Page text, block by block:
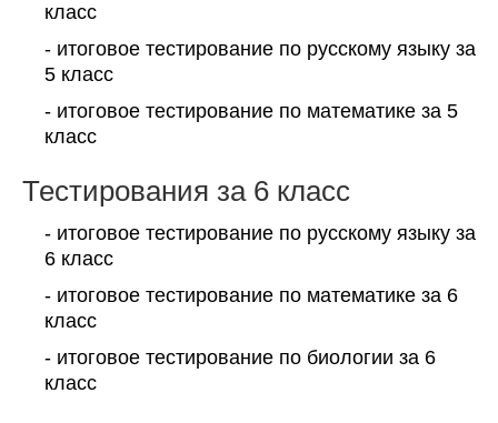
класс
- итоговое тестирование по русскому языку за
5 класс
- итоговое тестирование по математике за 5
класс
Тестирования за 6 класс
- итоговое тестирование по русскому языку за
6 класс
- итоговое тестирование по математике за 6
класс
- итоговое тестирование по биологии за 6
класс